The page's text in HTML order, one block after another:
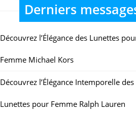
Derniers
Découvrez l’Élégance des Lunettes
Femme Michael Kors
Découvrez l’Élégance Intemporelle des
Lunettes pour Femme Ralph Lauren